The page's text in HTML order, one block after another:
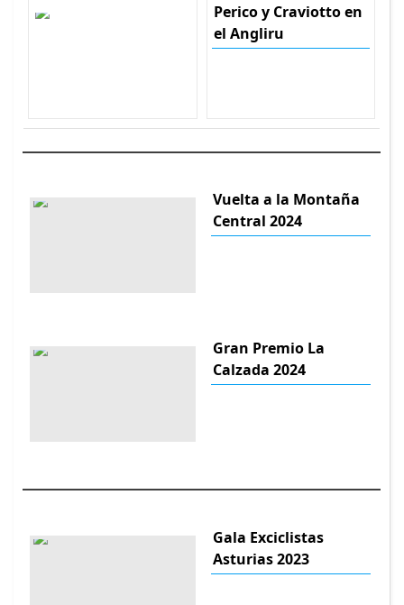
Perico y Craviotto en
el Angliru
Vuelta a la Montaña
Central 2024
Gran Premio La
Calzada 2024
Gala Exciclistas
Asturias 2023